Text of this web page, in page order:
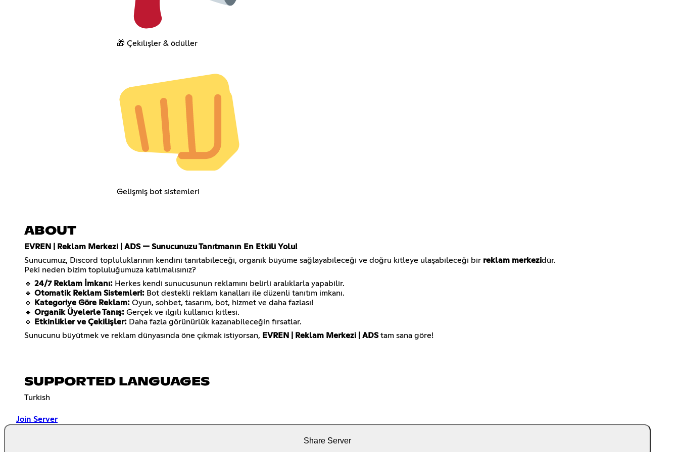
🎁 Çekilişler & ödüller
Gelişmiş bot sistemleri
ABOUT
EVREN | Reklam Merkezi | ADS — Sunucunuzu Tanıtmanın En Etkili Yolu!
Sunucumuz, Discord topluluklarının kendini tanıtabileceği, organik büyüme sağlayabileceği ve doğru kitleye ulaşabileceği bir reklam merkezidür.
Peki neden bizim topluluğumuza katılmalısınız?
🔹 24/7 Reklam İmkanı: Herkes kendi sunucusunun reklamını belirli aralıklarla yapabilir.
🔹 Otomatik Reklam Sistemleri: Bot destekli reklam kanalları ile düzenli tanıtım imkanı.
🔹
Kategoriye Göre Reklam: Oyun, sohbet, tasarım, bot, hizmet ve daha fazlası!
🔹 Organik Üyelerle Tanış: Gerçek ve ilgili kullanıcı kitlesi.
🔹
Etkinlikler ve Çekilişler: Daha fazla görünürlük kazanabileceğin fırsatlar.
Sunucunu büyütmek ve reklam dünyasında öne çıkmak istiyorsan, EVREN | Reklam Merkezi | ADStam sana göre!
SUPPORTED LANGUAGES
Turkish
Join Server
Share Server